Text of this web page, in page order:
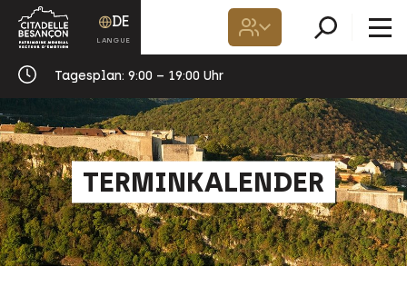
Tagesplan: 9:00 – 19:00 Uhr
DE
TERMINKALENDER